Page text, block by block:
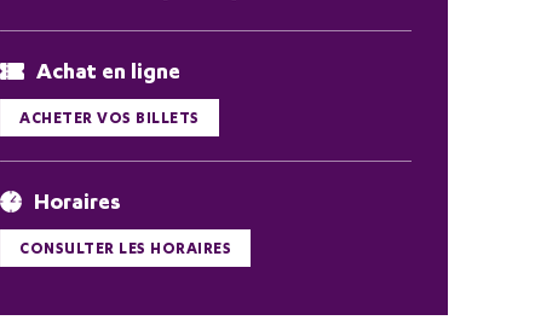
Achat en ligne
ACHETER VOS BILLETS
Horaires
CONSULTER LES HORAIRES